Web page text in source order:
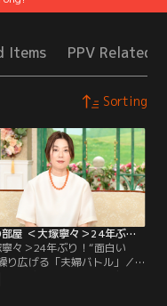
Items PPV Related
Sorting
徹子の部屋 ＜大塚寧々＞24年ぶり！“面白い夫”と繰り広げる「夫婦バトル」（2026/08/05放送分）
寧々＞24年ぶり！“面白い
り広げる「夫婦バトル」／
年ぶりの出演！透明感のあ
魅力で、ドラマや映画で活